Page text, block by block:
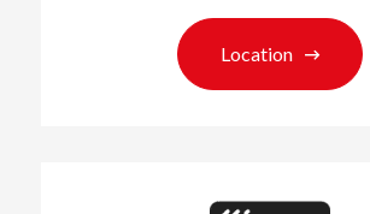
Location